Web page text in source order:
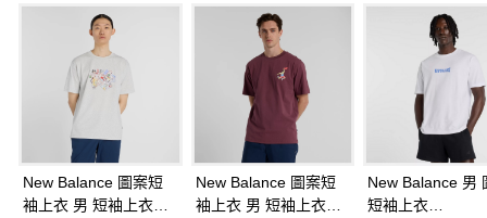
任。
４．使用「AFTEE先享後付」時，將依據個別帳號之用戶狀況，依本公司即
時審查核予不同之上限額度；若仍有額度不足之情形，本公司將視審查結果
請求用戶進行身份認證。
５．嚴禁一人註冊多個帳號或使用他人資訊註冊。若發現惡意使用之情形，
恩沛科技股份有限公司將有權停止該用戶之使用額度並採取法律行動。
New Balance 圖案短
袖上衣 男 短袖上衣
New Balance 圖案短
袖上衣 男 短袖上衣
New Balance 男
短袖上衣